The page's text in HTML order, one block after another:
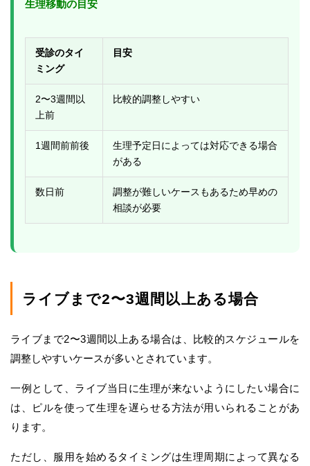
生理移動の目安
受診のタイ
ミング
目安
2〜3週間以
上前
比較的調整しやすい
1週間前前後
生理予定日によっては対応できる場合
がある
数日前
調整が難しいケースもあるため早めの
相談が必要
ライブまで2〜3週間以上ある場合
ライブまで2〜3週間以上ある場合は、比較的スケジュールを
調整しやすいケースが多いとされています。
一例として、ライブ当日に生理が来ないようにしたい場合に
は、ピルを使って生理を遅らせる方法が用いられることがあ
ります。
ただし、服用を始めるタイミングは生理周期によって異なる